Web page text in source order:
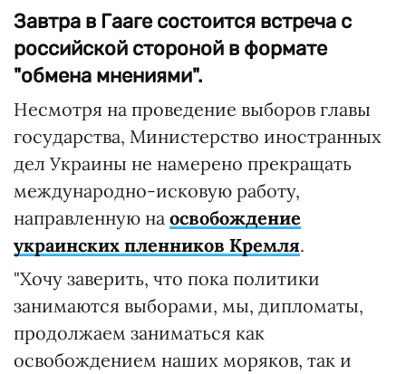
Завтра в Гааге состоится встреча с
российской стороной в формате
"обмена мнениями".
Несмотря на проведение выборов главы
государства, Министерство иностранных
дел Украины не намерено прекращать
международно-исковую работу,
направленную на освобождение
украинских пленников Кремля.
"Хочу заверить, что пока политики
занимаются выборами, мы, дипломаты,
продолжаем заниматься как
освобождением наших моряков, так и